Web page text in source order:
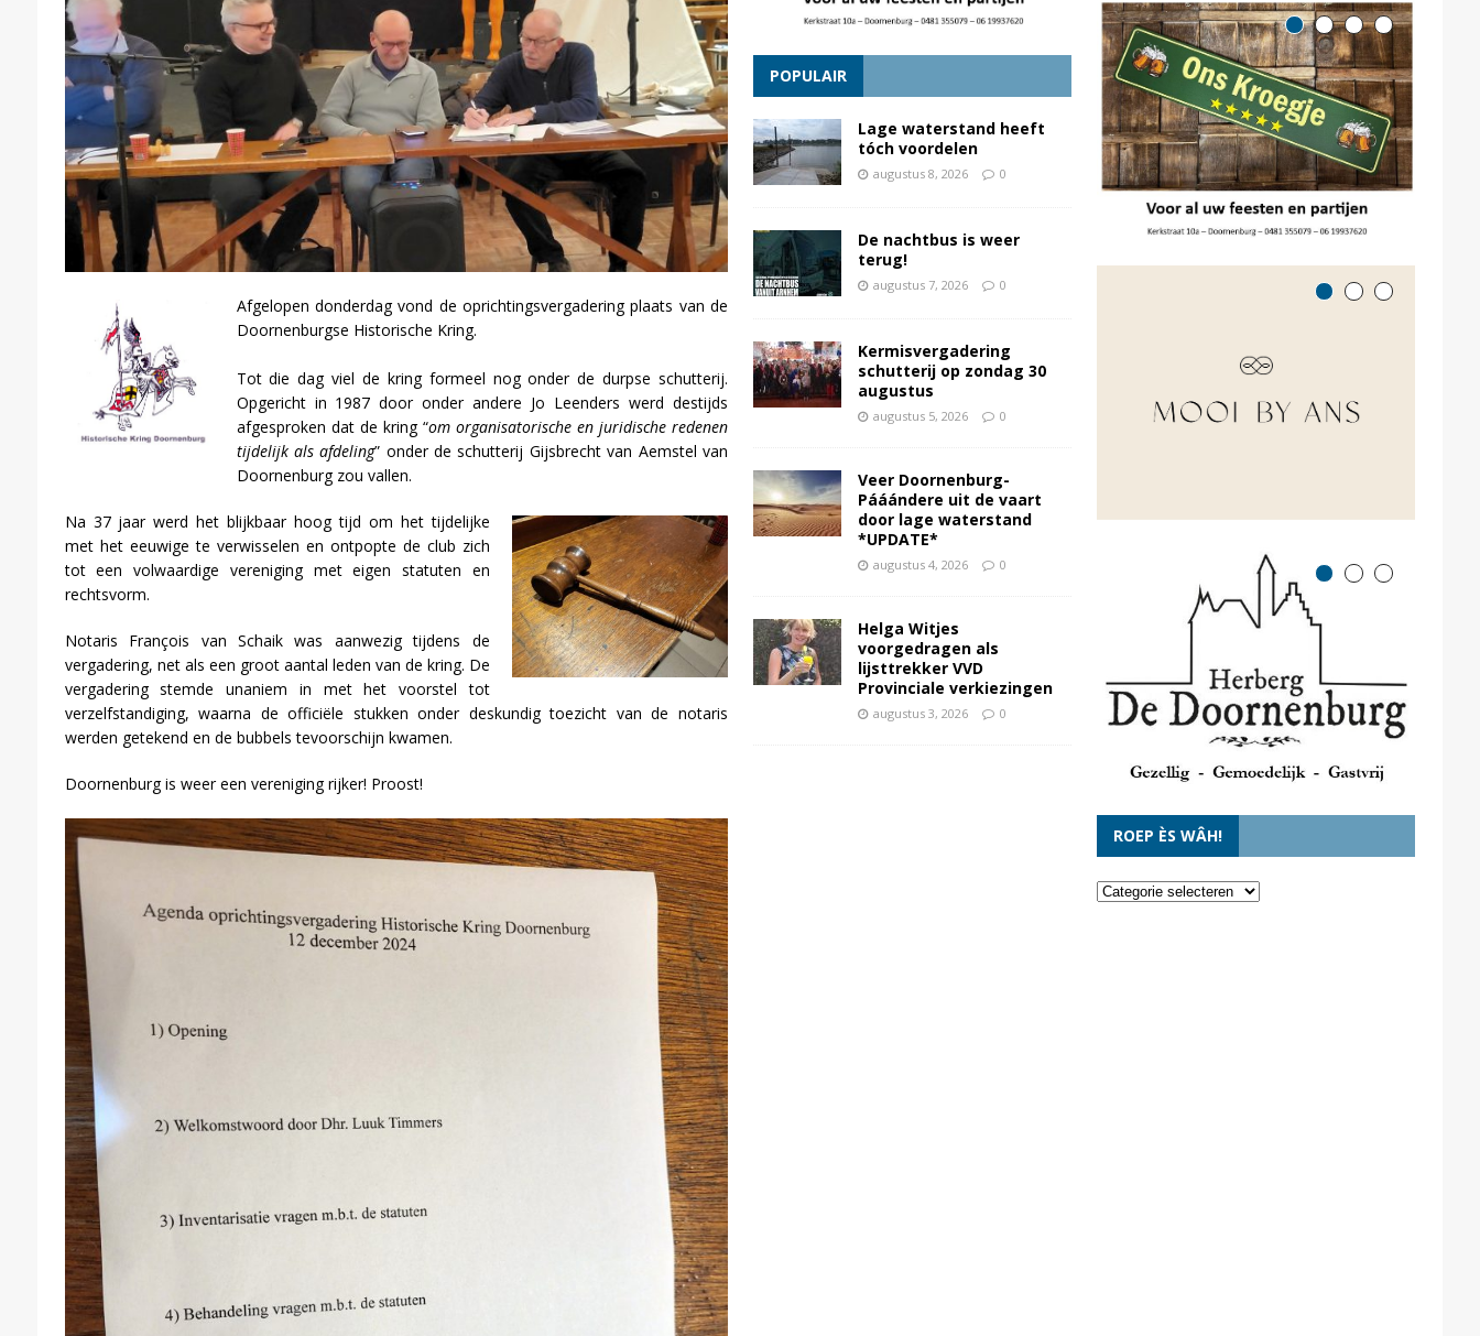
Afgelopen donderdag vond de oprichtingsvergadering plaats van de
Doornenburgse Historische Kring.
Tot die dag viel de kring formeel nog onder de durpse schutterij.
Opgericht in 1987 door onder andere Jo Leenders werd destijds
afgesproken dat de kring “om organisatorische en juridische redenen
tijdelijk als afdeling” onder de schutterij Gijsbrecht van Aemstel van
Doornenburg zou vallen.
Na 37 jaar werd het blijkbaar hoog tijd om het tijdelijke
met het eeuwige te verwisselen en ontpopte de club zich
tot een volwaardige vereniging met eigen statuten en
rechtsvorm.
Notaris François van Schaik was aanwezig tijdens de
vergadering, net als een groot aantal leden van de kring. De
vergadering stemde unaniem in met het voorstel tot
verzelfstandiging, waarna de officiële stukken onder deskundig toezicht van de notaris
werden getekend en de bubbels tevoorschijn kwamen.
Doornenburg is weer een vereniging rijker! Proost!
POPULAIR
Lage waterstand heeft
tóch voordelen
augustus 8, 2026 0
De nachtbus is weer
terug!
augustus 7, 2026 0
Kermisvergadering
schutterij op zondag 30
augustus
augustus 5, 2026 0
Veer Doornenburg-
Pááándere uit de vaart
door lage waterstand
*UPDATE*
augustus 4, 2026 0
Helga Witjes
voorgedragen als
lijsttrekker VVD
Provinciale verkiezingen
augustus 3, 2026 0
ROEP ÈS WÂH!